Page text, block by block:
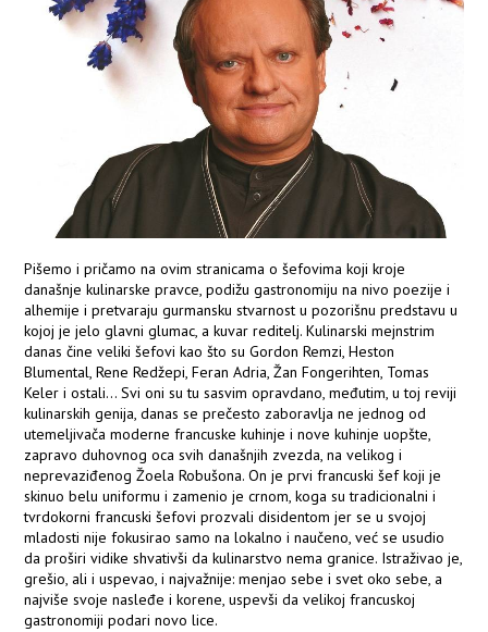
Pišemo i pričamo na ovim stranicama o šefovima koji kroje
današnje kulinarske pravce, podižu gastronomiju na nivo poezije i
alhemije i pretvaraju gurmansku stvarnost u pozorišnu predstavu u
kojoj je jelo glavni glumac, a kuvar reditelj. Kulinarski mejnstrim
danas čine veliki šefovi kao što su Gordon Remzi, Heston
Blumental, Rene Redžepi, Feran Adria, Žan Fongerihten, Tomas
Keler i ostali... Svi oni su tu sasvim opravdano, međutim, u toj reviji
kulinarskih genija, danas se prečesto zaboravlja ne jednog od
utemeljivača moderne francuske kuhinje i nove kuhinje uopšte,
zapravo duhovnog oca svih današnjih zvezda, na velikog i
neprevaziđenog Žoela Robušona. On je prvi francuski šef koji je
skinuo belu uniformu i zamenio je crnom, koga su tradicionalni i
tvrdokorni francuski šefovi prozvali disidentom jer se u svojoj
mladosti nije fokusirao samo na lokalno i naučeno, već se usudio
da proširi vidike shvativši da kulinarstvo nema granice. Istraživao je,
grešio, ali i uspevao, i najvažnije: menjao sebe i svet oko sebe, a
najviše svoje nasleđe i korene, uspevši da velikoj francuskoj
gastronomiji podari novo lice.